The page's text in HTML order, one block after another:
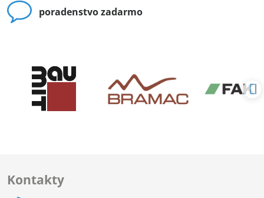
poradenstvo zadarmo
Kontakty